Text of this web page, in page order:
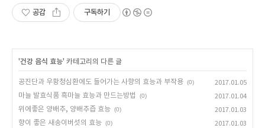
공감 구독하기
'건강 음식 효능' 카테고리의 다른 글
공진단과 우황청심환에도 들어가는 사향의 효능과 부작용 (0)
2017.01.05
마늘 발효식품 흑마늘 효능과 만드는방법
(0)
2017.01.04
위에좋은 양배추, 양배추즙 효능 (0)
2017.01.03
향이 좋은 새송이버섯의 효능 (0)
2017.01.03